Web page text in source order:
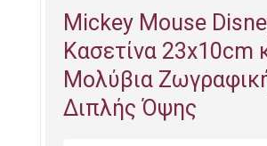
Mickey Mouse
Κασετίνα 23x10cm
Μολύβια
Διπλής Όψης